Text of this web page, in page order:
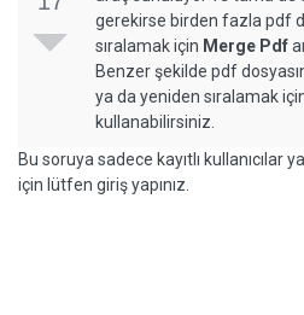
gerekirse birden fazla pdf
sıralamak için Merge Pdf
Benzer şekilde pdf
ya da yeniden sıralamak
kullanabilirsiniz.
Bu soruya sadece kayıtlı kullanıcılar
için lütfen giriş yapınız.